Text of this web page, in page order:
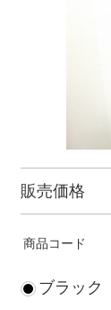
販売価格
商品コード
ブラック